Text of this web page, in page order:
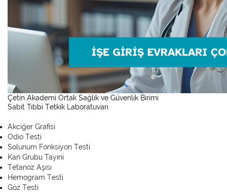
Çetin Akademi Ortak Sağlık ve Güvenlik Birimi
Sabit Tıbbi Tetkik Laboratuvarı
Akciğer Grafisi
Odio Testi
Solunum Fonksiyon Testi
Kan Grubu Tayini
Tetanoz Aşısı
Hemogram Testi
Göz Testi